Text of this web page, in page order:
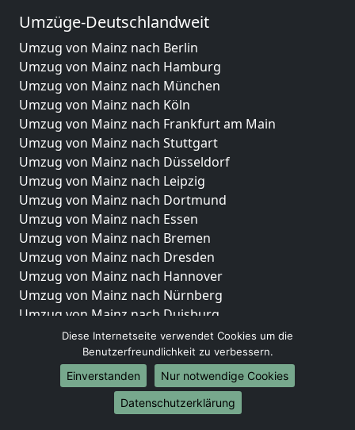
Umzüge-Deutschlandweit
Umzug von Mainz nach Berlin
Umzug von Mainz nach Hamburg
Umzug von Mainz nach München
Umzug von Mainz nach Köln
Umzug von Mainz nach Frankfurt am Main
Umzug von Mainz nach Stuttgart
Umzug von Mainz nach Düsseldorf
Umzug von Mainz nach Leipzig
Umzug von Mainz nach Dortmund
Umzug von Mainz nach Essen
Umzug von Mainz nach Bremen
Umzug von Mainz nach Dresden
Umzug von Mainz nach Hannover
Umzug von Mainz nach Nürnberg
Umzug von Mainz nach Duisburg
Umzug von Mainz nach Bochum
Umzug von Mainz nach Wuppertal
Umzug von Mainz nach Bielefeld
Umzug von Mainz nach Bonn
Umzug von Mainz nach Münster
Diese Internetseite verwendet Cookies um die
Benutzerfreundlichkeit zu verbessern.
Einverstanden
Nur notwendige Cookies
Datenschutzerklärung